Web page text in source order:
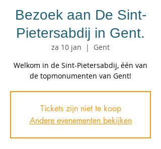
Bezoek aan De Sint-
Pietersabdij in Gent.
za 10 jan
  |
Gent
Welkom in de Sint-Pietersabdij, één van
de topmonumenten van Gent!
Tickets zijn niet te koop
Andere evenementen bekijken